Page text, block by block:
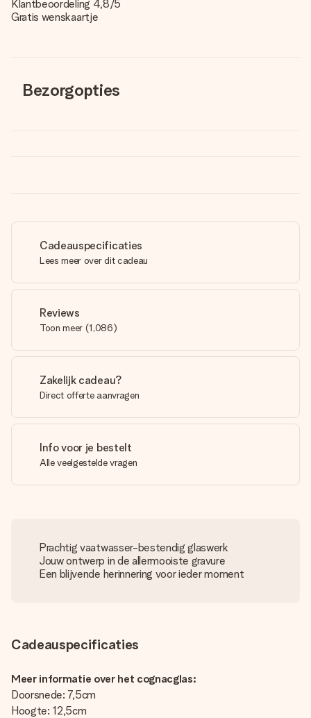
Klantbeoordeling 4,8/5
Gratis wenskaartje
Bezorgopties
Cadeauspecificaties
Lees meer over dit cadeau
Reviews
Toon meer (1,086)
Zakelijk cadeau?
Direct offerte aanvragen
Info voor je bestelt
Alle veelgestelde vragen
Prachtig vaatwasser-bestendig glaswerk
Jouw ontwerp in de allermooiste gravure
Een blijvende herinnering voor ieder moment
Cadeauspecificaties
Meer informatie over het cognacglas:
Doorsnede: 7,5cm
Hoogte: 12,5cm